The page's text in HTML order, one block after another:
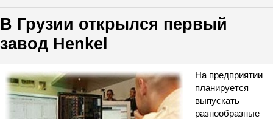
В Грузии открылся первый
завод Henkel
На предприятии
планируется
выпускать
разнообразные